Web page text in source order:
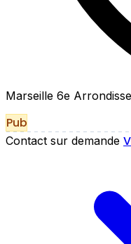
Marseille 6e
Pub
Contact sur demande